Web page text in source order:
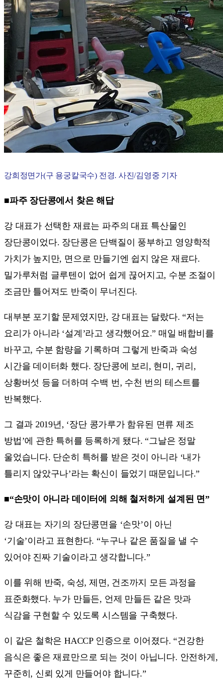
강희정면가(구 용궁칼국수) 전경. 사진/김영중 기자
■파주 장단콩에서 찾은 해답
강 대표가 선택한 재료는 파주의 대표 특산물인
장단콩이었다. 장단콩은 단백질이 풍부하고 영양학적
가치가 높지만, 면으로 만들기엔 쉽지 않은 재료다.
밀가루처럼 글루텐이 없어 쉽게 끊어지고, 수분 조절이
조금만 틀어져도 반죽이 무너진다.
대부분 포기할 문제였지만, 강 대표는 달랐다. “저는
요리가 아니라 ‘설계’라고 생각했어요.” 매일 배합비를
바꾸고, 수분 함량을 기록하며 그렇게 반죽과 숙성
시간을 데이터화 했다. 장단콩에 보리, 현미, 귀리,
상황버섯 등을 더하며 수백 번, 수천 번의 테스트를
반복했다.
그 결과 2019년, ‘장단 콩가루가 함유된 면류 제조
방법’에 관한 특허를 등록하게 됐다. “그날은 정말
울었습니다. 단순히 특허를 받은 것이 아니라 ‘내가
틀리지 않았구나’라는 확신이 들었기 때문입니다.”
■“손맛이 아니라 데이터에 의해 철저하게 설계된 면”
강 대표는 자기의 장단콩면을 ‘손맛’이 아닌
‘기술’이라고 표현한다. “누구나 같은 품질을 낼 수
있어야 진짜 기술이라고 생각합니다.”
이를 위해 반죽, 숙성, 제면, 건조까지 모든 과정을
표준화했다. 누가 만들든, 언제 만들든 같은 맛과
식감을 구현할 수 있도록 시스템을 구축했다.
이 같은 철학은 HACCP 인증으로 이어졌다. “건강한
음식은 좋은 재료만으로 되는 것이 아닙니다. 안전하게,
꾸준히, 신뢰 있게 만들어야 합니다.”